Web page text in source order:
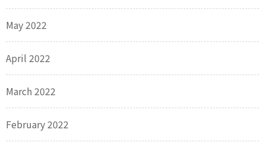
May 2022
April 2022
March 2022
February 2022